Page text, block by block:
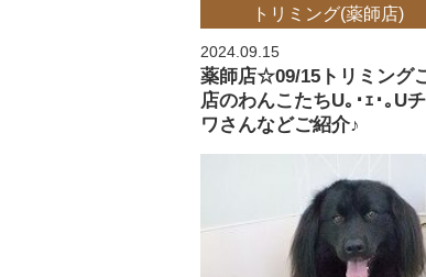
トリミング(薬師店)
2024.09.15
薬師店☆09/15トリミング
店のわんこたちU｡･ｪ･｡U
ワさんなどご紹介♪